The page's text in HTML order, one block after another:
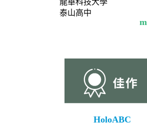
泰山高中
HoloABC